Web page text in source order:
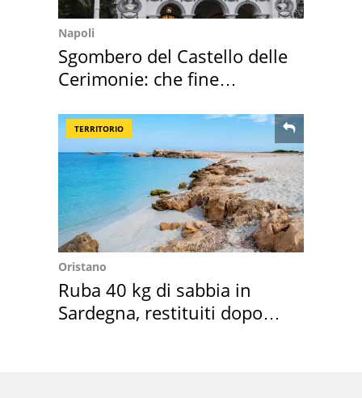
Napoli
Sgombero del Castello delle
Cerimonie: che fine
TERRITORIO
Oristano
Ruba 40 kg di sabbia in
Sardegna, restituiti dopo